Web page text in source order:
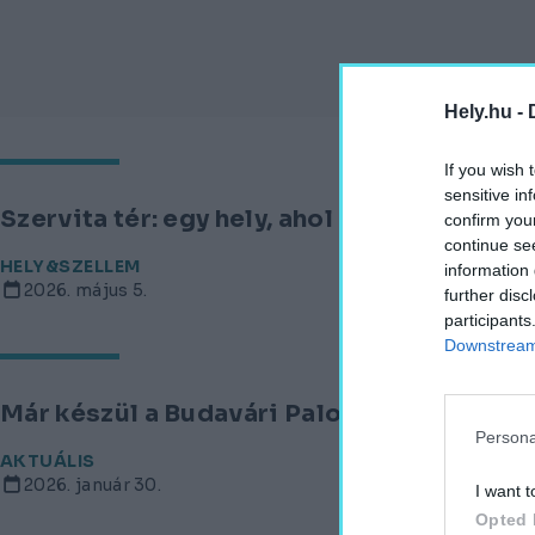
Hely.hu -
If you wish
sensitive
confirm
continue
information
further
I want
Opted
Szervita tér: egy hely, ahol évszázadok
HELY&SZELLEM
2026. május 5.
Már készül a Budavári Palota felújított
AKTUÁLIS
2026. január 30.